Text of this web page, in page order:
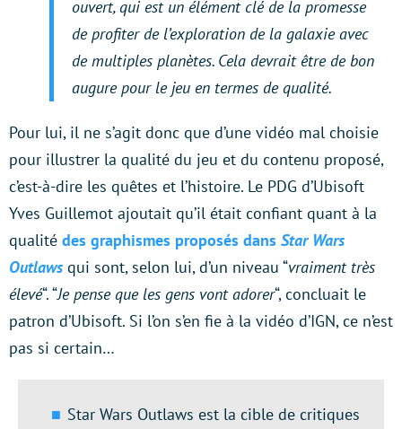
ouvert, qui est un élément clé de la promesse
de profiter de l’exploration de la galaxie avec
de multiples planètes. Cela devrait être de bon
augure pour le jeu en termes de qualité.
Pour lui, il ne s’agit donc que d’une vidéo mal choisie
pour illustrer la qualité du jeu et du contenu proposé,
c’est-à-dire les quêtes et l’histoire. Le PDG d’Ubisoft
Yves Guillemot ajoutait qu’il était confiant quant à la
qualité des graphismes proposés dans Star Wars
Outlaws qui sont, selon lui, d’un niveau “vraiment très
élevé“. “Je pense que les gens vont adorer“, concluait le
patron d’Ubisoft. Si l’on s’en fie à la vidéo d’IGN, ce n’est
pas si certain…
Star Wars Outlaws est la cible de critiques